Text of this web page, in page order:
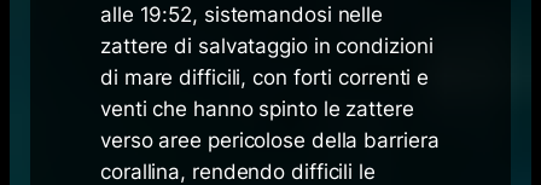
alle 19:52, sistemandosi nelle
zattere di salvataggio in condizioni
di mare difficili, con forti correnti e
venti che hanno spinto le zattere
verso aree pericolose della barriera
corallina, rendendo difficili le